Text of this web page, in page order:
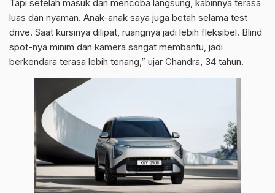
Tapi setelah masuk dan mencoba langsung, kabinnya terasa
luas dan nyaman. Anak-anak saya juga betah selama test
drive. Saat kursinya dilipat, ruangnya jadi lebih fleksibel. Blind
spot-nya minim dan kamera sangat membantu, jadi
berkendara terasa lebih tenang,” ujar Chandra, 34 tahun.